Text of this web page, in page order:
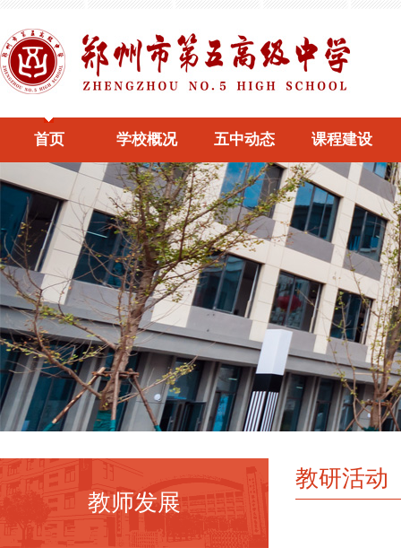
首页 学校概况 五中动态 课程建设
教师发展
教研活动